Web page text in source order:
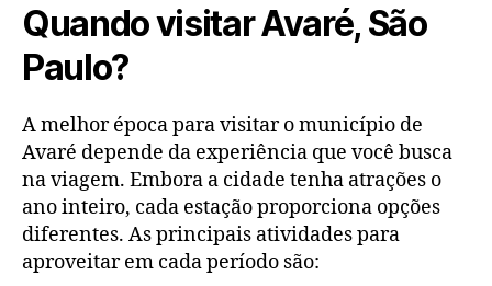
Quando visitar Avaré, São
Paulo?
A melhor época para visitar o município de
Avaré depende da experiência que você busca
na viagem. Embora a cidade tenha atrações o
ano inteiro, cada estação proporciona opções
diferentes. As principais atividades para
aproveitar em cada período são: